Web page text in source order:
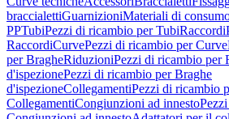
braccialettiGuarnizioniMateriali di
PPTubiPezzi di ricambio per TubiRaccordi
RaccordiCurvePezzi di ricambio per Curve
per BragheRiduzioniPezzi di ricambio per
d'ispezionePezzi di ricambio per Braghe
d'ispezioneCollegamentiPezzi di ricambio
CollegamentiCongiunzioni ad innesto